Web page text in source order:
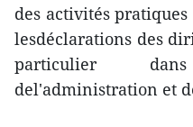
des activités
lesdéclarations des
particulier
del'administration et